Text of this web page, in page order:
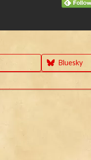
Bluesky